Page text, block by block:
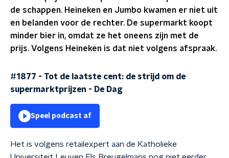
de schappen. Heineken en Jumbo kwamen er niet uit
en belanden voor de rechter. De supermarkt koopt
minder bier in, omdat ze het oneens zijn met de
prijs. Volgens Heineken is dat niet volgens afspraak.
#1877 - Tot de laatste cent: de strijd om de
supermarktprijzen - De Dag
Speel podcast af
Het is volgens retailexpert aan de Katholieke